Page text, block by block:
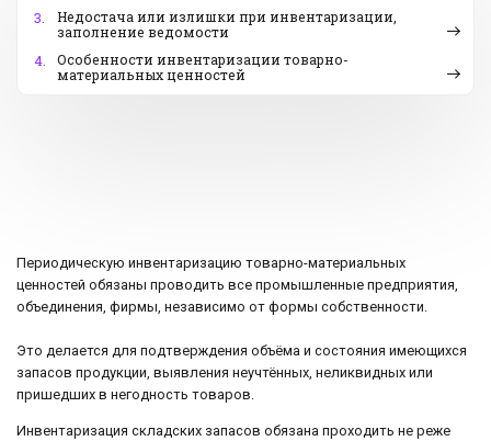
3.
Недостача или излишки при инвентаризации,
заполнение ведомости
4.
Особенности инвентаризации товарно-
материальных ценностей
Периодическую инвентаризацию товарно-материальных
ценностей обязаны проводить все промышленные предприятия,
объединения, фирмы, независимо от формы собственности.
Это делается для подтверждения объёма и состояния имеющихся
запасов продукции, выявления неучтённых, неликвидных или
пришедших в негодность товаров.
Инвентаризация складских запасов обязана проходить не реже